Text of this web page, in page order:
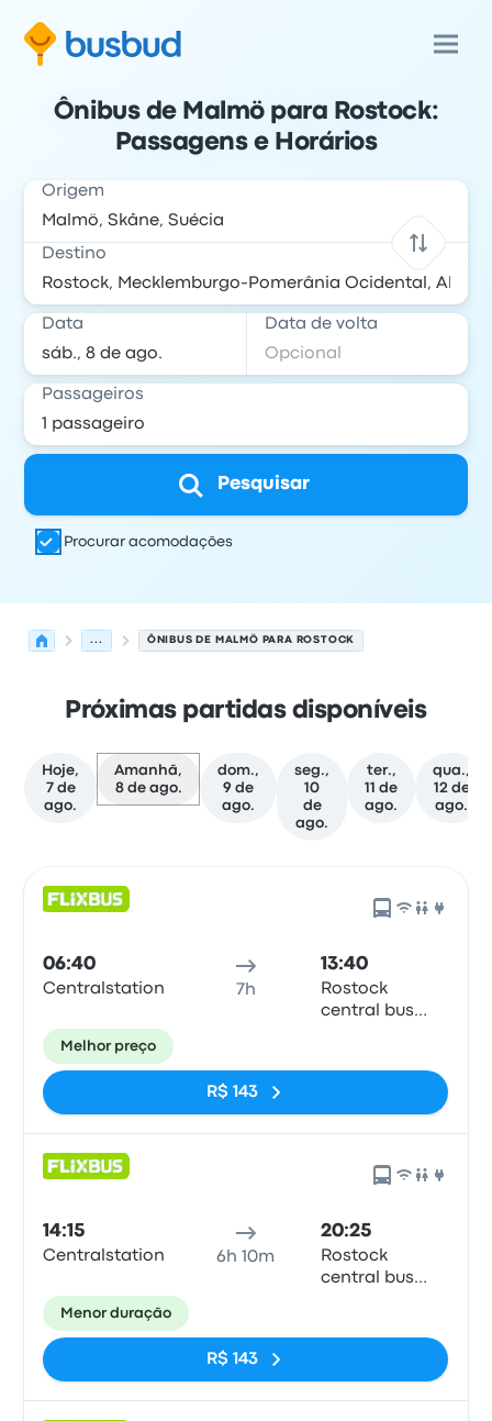
Ônibus de Malmö para Rostock:
Passagens e Horários
Origem
Destino
Data Data de volta
Passageiros
Pesquisar
Procurar acomodações
... ÔNIBUS DE MALMÖ PARA ROSTOCK
Próximas partidas disponíveis
Hoje,
7 de
ago.
Amanhã,
8 de ago.
dom.,
9 de
ago.
seg.,
10
de
ago.
ter.,
11 de
ago.
qua.,
12 de
ago.
06:40
Centralstation 7h
13:40
Rostock
central bus
Melhor preço
R$ 143
14:15
Centralstation 6h 10m
20:25
Rostock
central bus
Menor duração
R$ 143